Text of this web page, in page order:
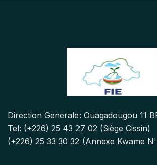
Direction Generale: Ouagadougou 11
Tel: (+226) 25 43 27 02 (Siège Cissin)
(+226) 25 33 30 32 (Annexe Kwame